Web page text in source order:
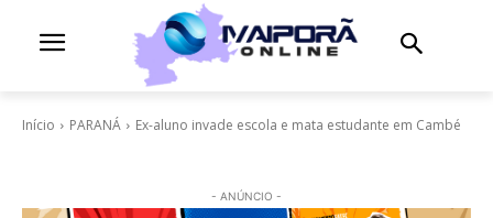
Início PARANÁ Ex-aluno invade escola e mata estudante em Cambé
- ANÚNCIO -